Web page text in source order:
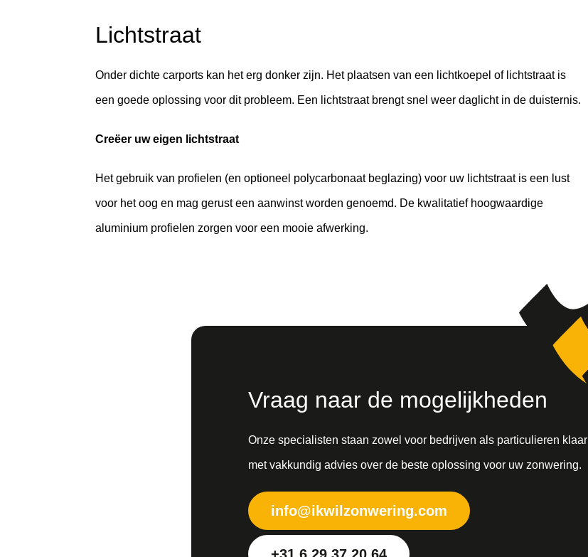
Lichtstraat
Onder dichte carports kan het erg donker zijn. Het plaatsen van een lichtkoepel of lichtstraat is
een goede oplossing voor dit probleem. Een lichtstraat brengt snel weer daglicht in de duisternis.
Creëer uw eigen lichtstraat
Het gebruik van profielen (en optioneel polycarbonaat beglazing) voor uw lichtstraat is een lust
voor het oog en mag gerust een aanwinst worden genoemd. De kwalitatief hoogwaardige
aluminium profielen zorgen voor een mooie afwerking.
Vraag naar de mogelijkheden
Onze specialisten staan zowel voor bedrijven als particulieren klaar
met vakkundig advies over de beste oplossing voor uw zonwering.
info@ikwilzonwering.com